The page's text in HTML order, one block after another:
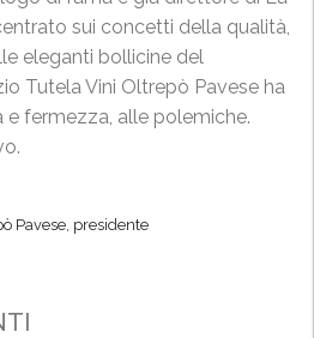
sui concetti della qualità,
eleganti bollicine del
Tutela Vini Oltrepò Pavese ha
e fermezza, alle polemiche.
Pavese, presidente